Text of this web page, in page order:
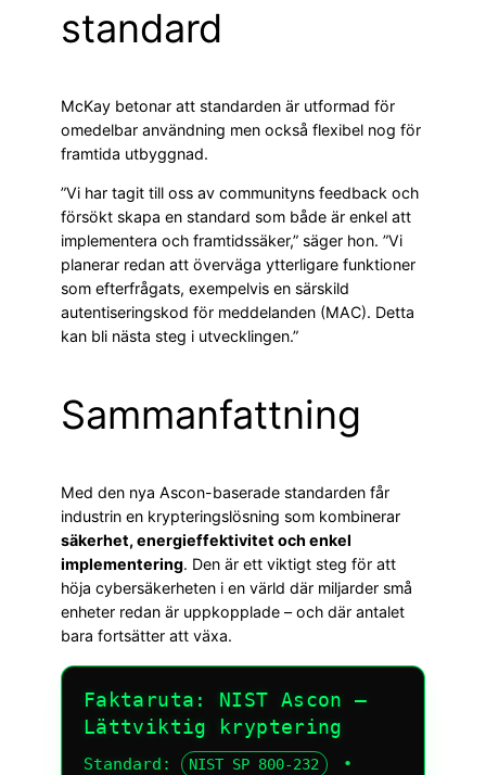
standard
McKay betonar att standarden är utformad för
omedelbar användning men också flexibel nog för
framtida utbyggnad.
”Vi har tagit till oss av communityns feedback och
försökt skapa en standard som både är enkel att
implementera och framtidssäker,” säger hon. ”Vi
planerar redan att överväga ytterligare funktioner
som efterfrågats, exempelvis en särskild
autentiseringskod för meddelanden (MAC). Detta
kan bli nästa steg i utvecklingen.”
Sammanfattning
Med den nya Ascon-baserade standarden får
industrin en krypteringslösning som kombinerar
säkerhet, energieffektivitet och enkel
implementering. Den är ett viktigt steg för att
höja cybersäkerheten i en värld där miljarder små
enheter redan är uppkopplade – och där antalet
bara fortsätter att växa.
Faktaruta: NIST Ascon –
Lättviktig kryptering
Standard: NIST SP 800-232
•